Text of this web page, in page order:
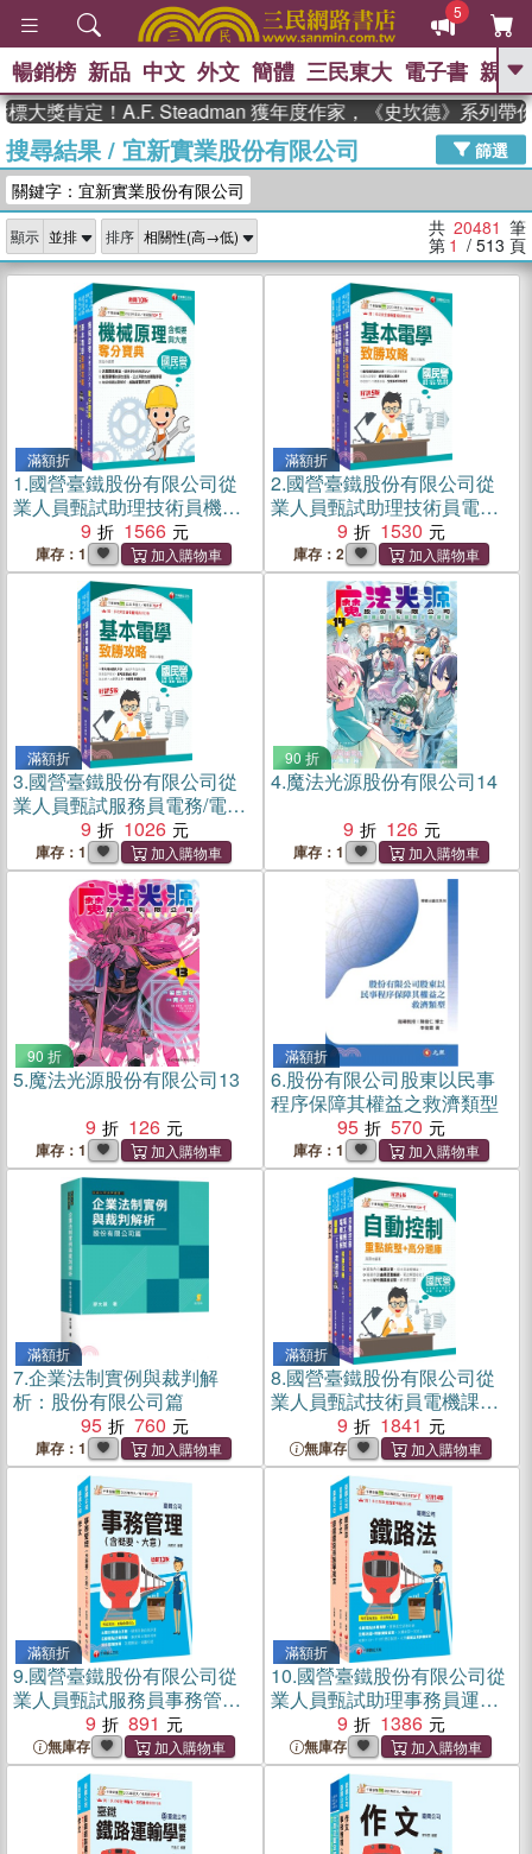
5
GO
熱搜： 東野圭吾 、 高希均教授回憶錄
、 The Odyssey 、 父親節 、 如果歷
史是一群喵
獎 臺灣漫遊錄 、 方念華 、 台灣的李
登輝時代
數學女孩：黎曼猜想 、
偉大的迷走神經
暢銷榜 新品 中文 外文 簡體 三民東大 電子書 親子
定！A.F. Steadman 獲年度作家，《史坎德》系列帶你踏上
搜尋結果/ 宜新實業股份有限公司
篩選
關鍵字：宜新實業股份有限公司
顯示 排序 共 20481 筆
第 1 / 513 頁
滿額折
1.國營臺鐵股份有限公司從
業人員甄試助理技術員機械
課文版套書（共三冊）
9 1566
庫存：1
滿額折
2.國營臺鐵股份有限公司從
業人員甄試助理技術員電機
課文版套書（三冊）
9 1530
庫存：2
滿額折
3.國營臺鐵股份有限公司從
業人員甄試服務員電務/電力/
電機課文版套書（共二冊）
9 1026
庫存：1
90 折
4.魔法光源股份有限公司14
9
126
庫存：1
90 折
5.魔法光源股份有限公司13
9
126
庫存：1
滿額折
6.股份有限公司股東以民事
程序保障其權益之救濟類型
95
570
庫存：1
滿額折
7.企業法制實例與裁判解
析：股份有限公司篇
95
760
庫存：1
滿額折
8.國營臺鐵股份有限公司從
業人員甄試技術員電機課文
版套書（共四冊）
9 1841
無庫存
滿額折
9.國營臺鐵股份有限公司從
業人員甄試服務員事務管理
課文版套書（共二冊）
9 891
無庫存
滿額折
10.國營臺鐵股份有限公司從
業人員甄試助理事務員運務
課文版套書（共三冊）
9 1386
無庫存